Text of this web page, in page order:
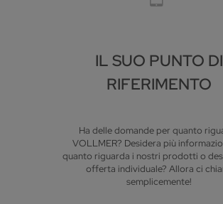
IL SUO PUNTO DI
RIFERIMENTO
Ha delle domande per quanto
VOLLMER? Desidera più
quanto riguarda i nostri prodotti o
offerta individuale? Allora ci
semplicemente!